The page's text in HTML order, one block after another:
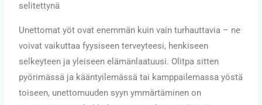
selitettynä
Unettomat yöt ovat enemmän kuin vain turhauttavia – ne
voivat vaikuttaa fyysiseen terveyteesi, henkiseen
selkeyteen ja yleiseen elämänlaatuusi. Olitpa sitten
pyörimässä ja kääntyilemässä tai kamppailemassa yöstä
toiseen, unettomuuden syyn ymmärtäminen on